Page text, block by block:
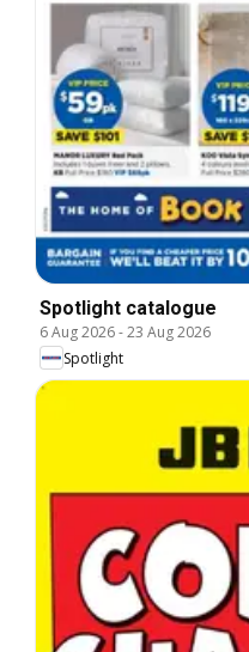
Spotlight catalogue
6 Aug 2026-23 Aug 2026
Spotlight